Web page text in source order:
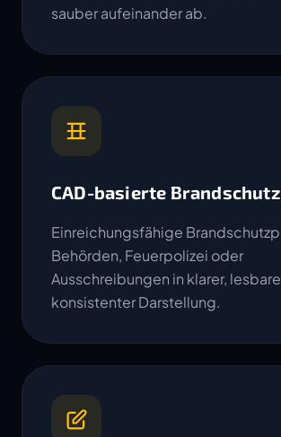
sauber aufeinander ab.
CAD-basierte
Einreichungsfähige
Behörden, Feuerpolizei oder
Ausschreibungen in klarer,
konsistenter Darstellung.